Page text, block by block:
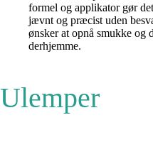
formel og applikator gør
jævnt og præcist uden
ønsker at opnå smukke og
derhjemme.
Ulemper